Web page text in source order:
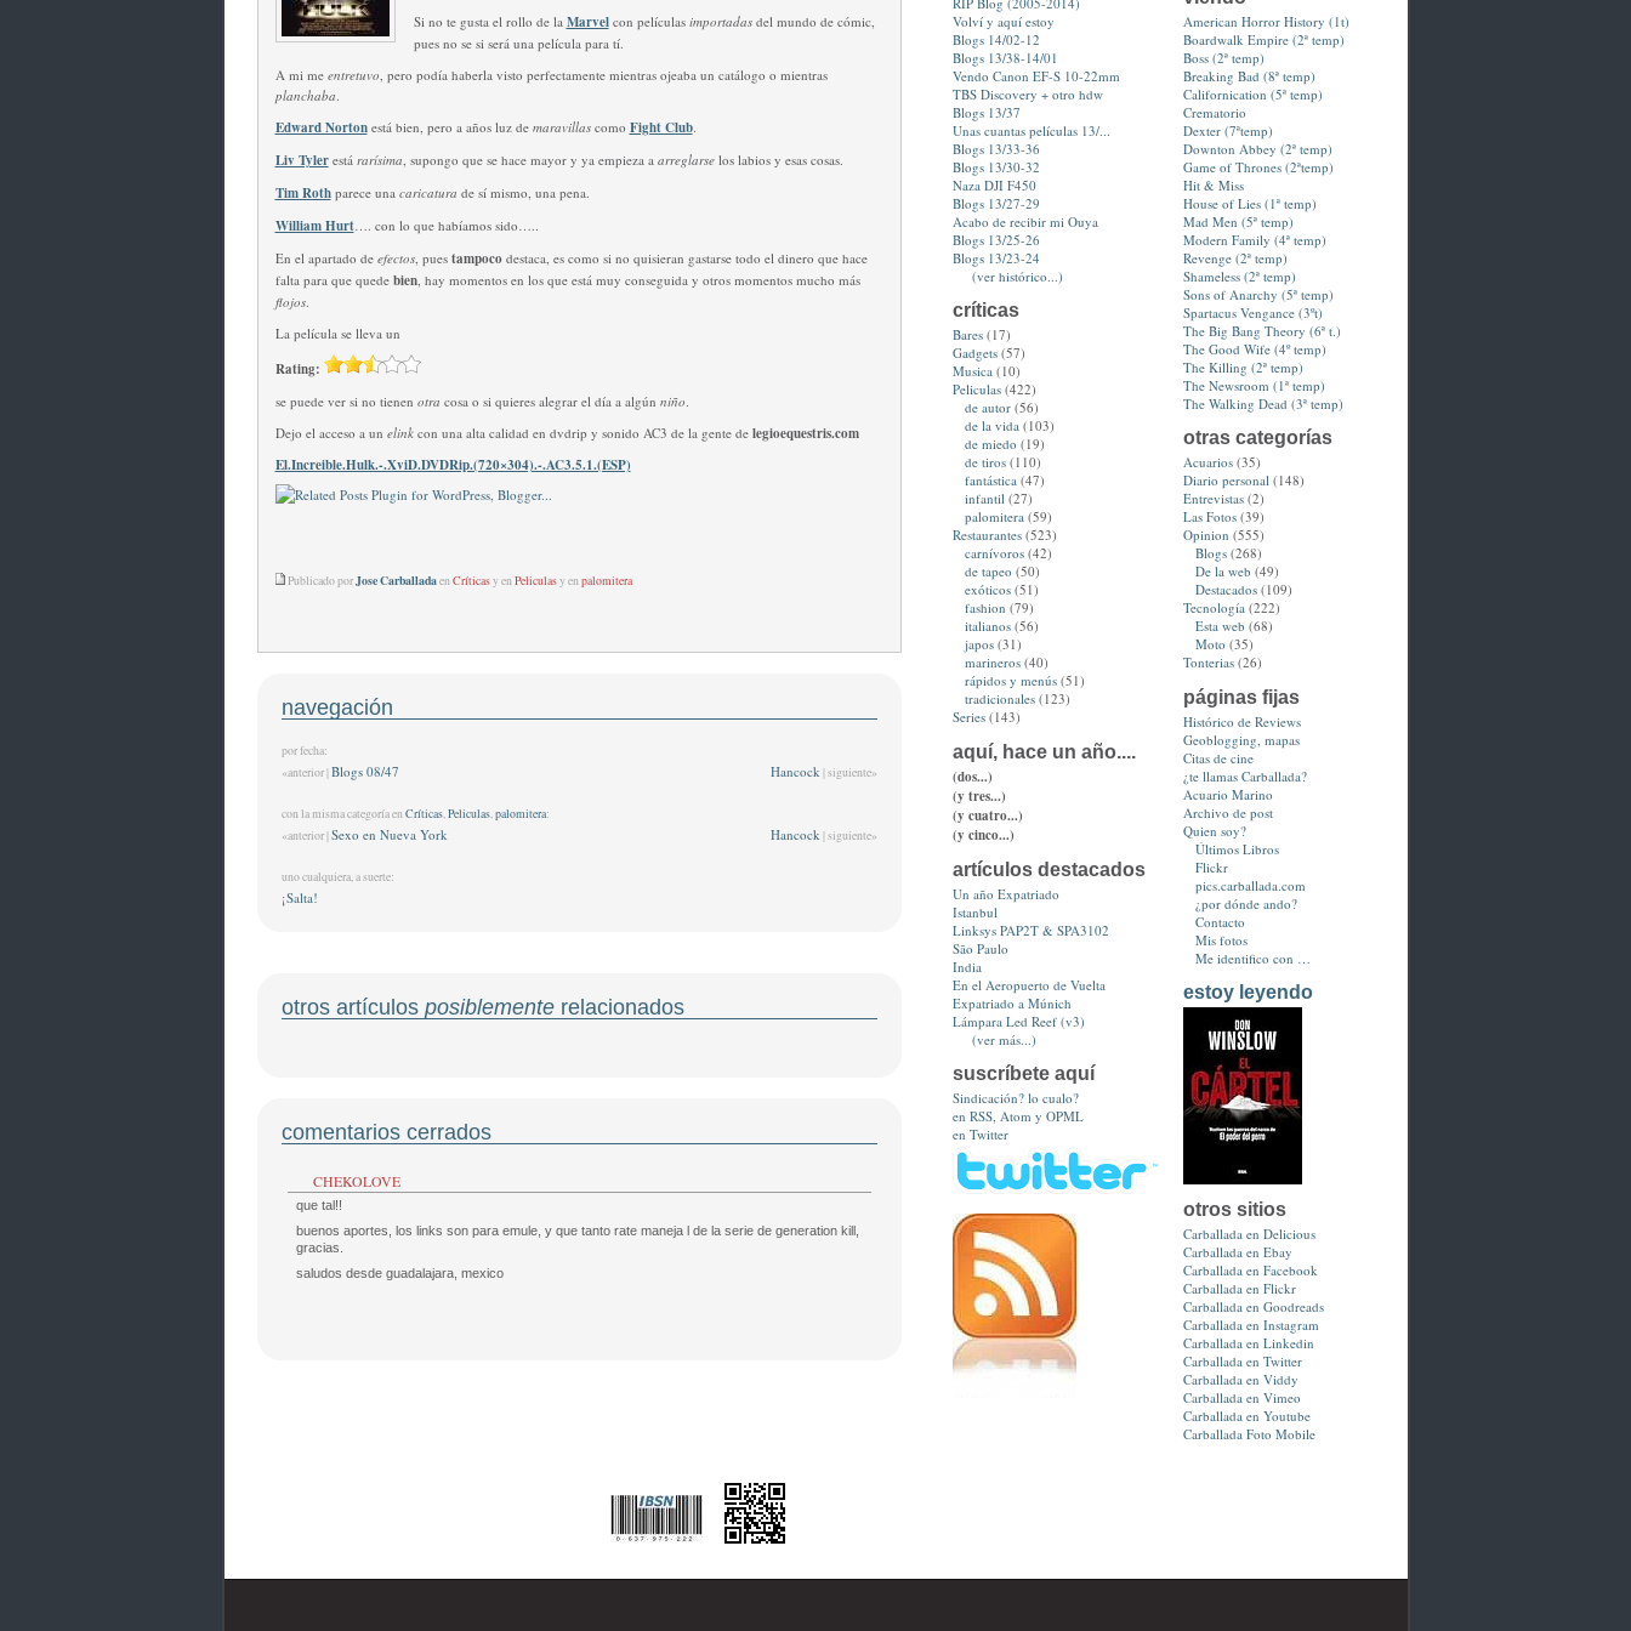
Si no te gusta el rollo de la Marvelcon películas importadas del mundo de cómic,
pues no se si será una película para tí.
A mi me entretuvo, pero podía haberla visto perfectamente mientras ojeaba un catálogo o mientras
planchaba.
Edward Nortonestá bien, pero a años luz de maravillas como Fight Club.
Liv Tylerestá rarísima, supongo que se hace mayor y ya empieza a arreglarse los labios y esas cosas.
Tim Rothparece una caricatura de sí mismo, una pena.
William Hurt…. con lo que habíamos sido…..
En el apartado de efectos, pues tampoco destaca, es como si no quisieran gastarse todo el dinero que hace
falta para que quede bien, hay momentos en los que está muy conseguida y otros momentos mucho más
flojos.
La película se lleva un
Rating:
se puede ver si no tienen otra cosa o si quieres alegrar el día a algún niño.
Dejo el acceso a un elink con una alta calidad en dvdrip y sonido AC3 de la gente de legioequestris.com
El.Increible.Hulk.-.XviD.DVDRip.(720×304).-.AC3.5.1.(ESP)
Publicado porJose CarballadaenCríticasy enPeliculasy enpalomitera
navegación
por fecha:
Hancock| siguiente»
«anterior |Blogs 08/47
con la misma categoría enCríticas,Peliculas,palomitera:
Hancock| siguiente»
«anterior |Sexo en Nueva York
uno cualquiera, a suerte:
¡Salta!
otros artículos posiblementerelacionados
comentarios cerrados
CHEKOLOVE
que tal!!
buenos aportes, los links son para emule, y que tanto rate maneja l de la serie de generation kill,
gracias.
saludos desde guadalajara, mexico
Volví y aquí estoy
Blogs 14/02-12
Blogs 13/38-14/01
Vendo Canon EF-S 10-22mm
TBS Discovery + otro hdw
Blogs 13/37
Unas cuantas películas 13/...
Blogs 13/33-36
Blogs 13/30-32
Naza DJI F450
Blogs 13/27-29
Acabo de recibir mi Ouya
Blogs 13/25-26
Blogs 13/23-24
(ver histórico...)
críticas
Bares(17)
Gadgets(57)
Musica(10)
Peliculas(422)
de autor(56)
de la vida(103)
de miedo (19)
de tiros(110)
fantástica(47)
infantil(27)
palomitera(59)
Restaurantes(523)
carnívoros(42)
de tapeo (50)
exóticos(51)
fashion (79)
italianos(56)
japos(31)
marineros(40)
rápidos y menús(51)
tradicionales(123)
Series(143)
aquí, hace un año....
(dos...)
(y tres...)
(y cuatro...)
(y cinco...)
artículos destacados
Un año Expatriado
Istanbul
Linksys PAP2T & SPA3102
São Paulo
India
En el Aeropuerto de Vuelta
Expatriado a Múnich
Lámpara Led Reef (v3)
(ver más...)
suscríbete aquí
Sindicación? lo cualo?
en RSS, Atom y OPML
en Twitter
American Horror History (1t)
Boardwalk Empire (2ª temp)
Boss (2ª temp)
Breaking Bad (8ª temp)
Californication (5ª temp)
Crematorio
Dexter (7ªtemp)
Downton Abbey (2ª temp)
Game of Thrones (2ªtemp)
Hit & Miss
House of Lies (1ª temp)
Mad Men (5ª temp)
Modern Family (4ª temp)
Revenge (2ª temp)
Shameless (2ª temp)
Sons of Anarchy (5ª temp)
Spartacus Vengance (3ºt)
The Big Bang Theory (6ª t.)
The Good Wife (4º temp)
The Killing (2ª temp)
The Newsroom (1ª temp)
The Walking Dead (3ª temp)
otras categorías
Acuarios(35)
Diario personal(148)
Entrevistas(2)
Las Fotos(39)
Opinion (555)
Blogs(268)
De la web (49)
Destacados(109)
Tecnología(222)
Esta web (68)
Moto (35)
Tonterias(26)
páginas fijas
Histórico de Reviews
Geoblogging, mapas
Citas de cine
¿te llamas Carballada?
Acuario Marino
Archivo de post
Quien soy?
Últimos Libros
Flickr
pics.carballada.com
¿por dónde ando?
Contacto
Mis fotos
Me identifico con …
estoy leyendo
otros sitios
Carballada en Delicious
Carballada en Ebay
Carballada en Facebook
Carballada en Flickr
Carballada en Goodreads
Carballada en Instagram
Carballada en Linkedin
Carballada en Twitter
Carballada en Viddy
Carballada en Vimeo
Carballada en Youtube
Carballada Foto Mobile